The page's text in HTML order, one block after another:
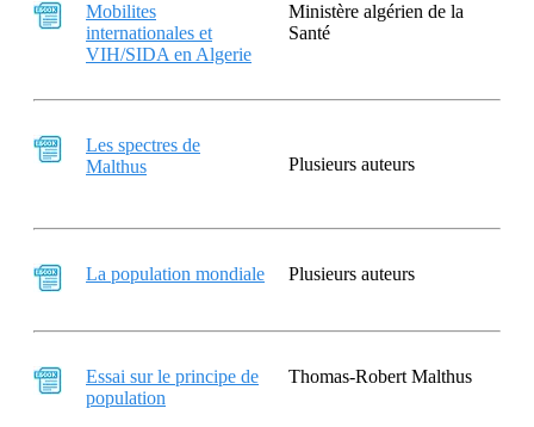
Mobilites
internationales et
VIH/SIDA en Algerie
Ministère algérien de la
Santé
Les spectres de
Malthus
Plusieurs auteurs
La population mondiale Plusieurs auteurs
Essai sur le principe de
population
Thomas-Robert Malthus